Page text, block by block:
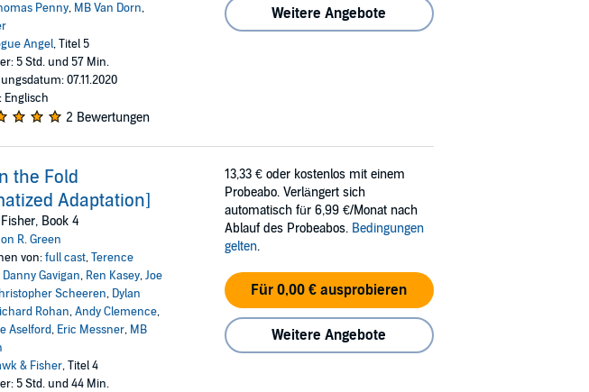
Penny, MB Van Dorn,
Angel, Titel 5
5 Std. und 57 Min.
07.11.2020
Englisch
2 Bewertungen
Weitere Angebote
the Fold
Adaptation]
Book 4
R. Green
von:full cast,Terence
Danny Gavigan, Ren Kasey,Joe
Scheeren, Dylan
Rohan,Andy Clemence,
Aselford, Eric Messner, MB
& Fisher, Titel 4
5 Std. und 44 Min.
13,33 € oder kostenlos mit einem
Probeabo. Verlängert sich
automatisch für 6,99 €/Monat nach
Ablauf des Probeabos. Bedingungen
gelten.
Für 0,00 € ausprobieren
Weitere Angebote